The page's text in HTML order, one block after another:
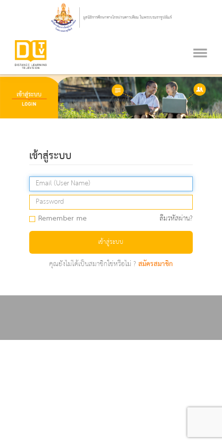
เข้าสู่ระบบ
Remember me ลืมรหัสผ่าน?
เข้าสู่ระบบ
คุณยังไม่ได้เป็นสมาชิกใช่หรือไม่ ?สมัครสมาชิก